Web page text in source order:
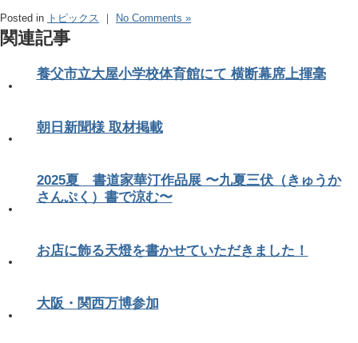
Posted in トピックス ｜ No Comments »
関連記事
養父市立大屋小学校体育館にて 横断幕席上揮毫
朝日新聞様 取材掲載
2025夏 書道家華汀作品展 〜九夏三伏（きゅうか
さんぷく）書で涼む〜
お店に飾る天燈を書かせていただきました！
大阪・関西万博参加